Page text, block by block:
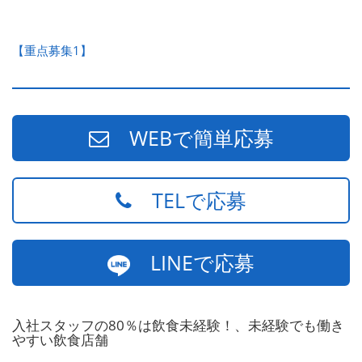
【重点募集1】
WEBで簡単応募
TELで応募
LINEで応募
入社スタッフの80％は飲食未経験！、未経験でも働き
やすい飲食店舗